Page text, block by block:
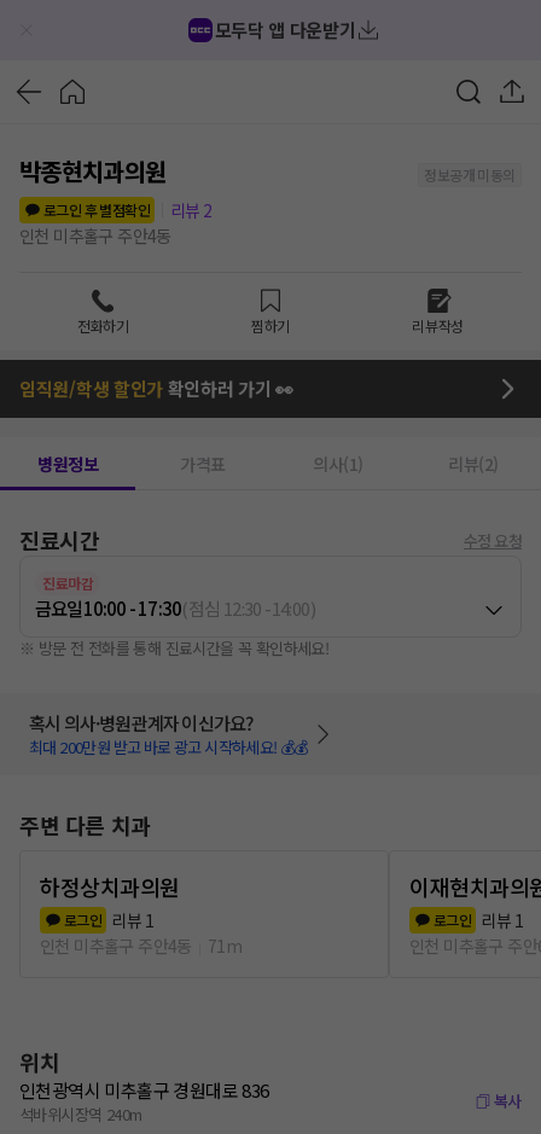
모두닥 앱 다운받기
박종현치과의원
정보공개 미동의
로그인 후 별점확인
리뷰 2
인천 미추홀구 주안4동
전화하기 찜하기 리뷰작성
임직원/학생 할인가확인하러 가기 👀
병원정보 가격표 의사(1) 리뷰(2)
진료시간 수정 요청
진료마감
금요일10:00 - 17:30(점심 12:30-14:00)
※ 방문 전 전화를 통해 진료시간을 꼭 확인하세요!
혹시 의사·병원관계자 이신가요?
최대 200만원 받고 바로 광고 시작하세요! 💰💰
주변 다른 치과
하정상치과의원
로그인 리뷰 1
인천 미추홀구 주안4동
71m
이재현치과의
로그인 리뷰 1
인천 미추홀구 주
위치
인천광역시 미추홀구 경원대로 836
석바위시장역 240m
복사